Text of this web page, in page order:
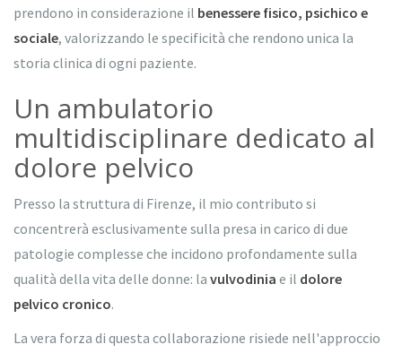
prendono in considerazione il benessere fisico, psichico e
sociale, valorizzando le specificità che rendono unica la
storia clinica di ogni paziente.
Un ambulatorio
multidisciplinare dedicato al
dolore pelvico
Presso la struttura di Firenze, il mio contributo si
concentrerà esclusivamente sulla presa in carico di due
patologie complesse che incidono profondamente sulla
qualità della vita delle donne: la vulvodinia e il dolore
pelvico cronico.
La vera forza di questa collaborazione risiede nell'approccio